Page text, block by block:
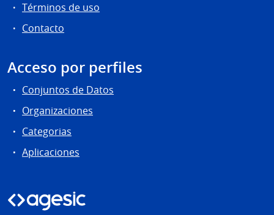
Términos de uso
Contacto
Acceso por perfiles
Conjuntos de Datos
Organizaciones
Categorias
Aplicaciones